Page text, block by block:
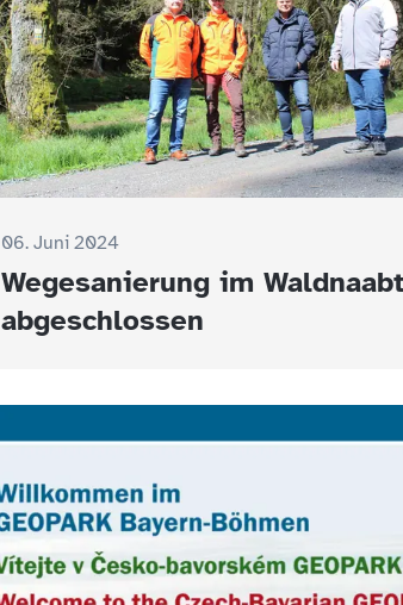
06. Juni 2024
Wegesanierung im
abgeschlossen